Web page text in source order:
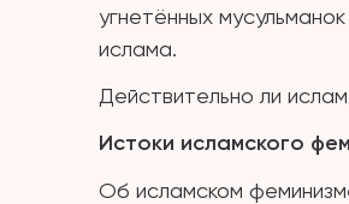
угнетённых
ислама.
Действительно ли
Истоки исламского
Об исламском